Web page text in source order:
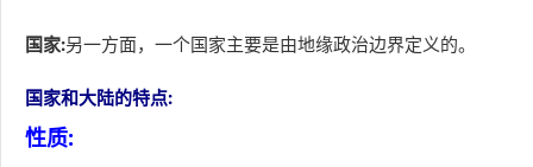
国家:另一方面，一个国家主要是由地缘政治边界定义的。
国家和大陆的特点:
性质: